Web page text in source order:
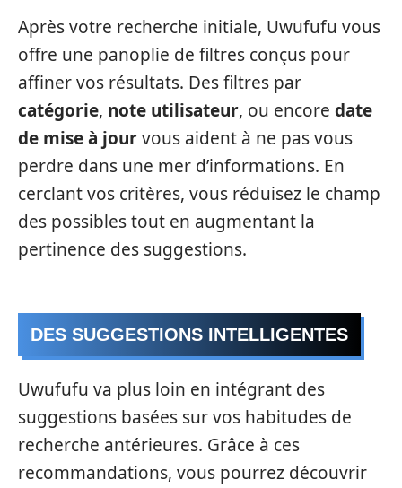
Après votre recherche initiale, Uwufufu vous
offre une panoplie de filtres conçus pour
affiner vos résultats. Des filtres par
catégorie, note utilisateur, ou encore date
de mise à jourvous aident à ne pas vous
perdre dans une mer d’informations. En
cerclant vos critères, vous réduisez le champ
des possibles tout en augmentant la
pertinence des suggestions.
DES SUGGESTIONS INTELLIGENTES
Uwufufu va plus loin en intégrant des
suggestions basées sur vos habitudes de
recherche antérieures. Grâce à ces
recommandations, vous pourrez découvrir